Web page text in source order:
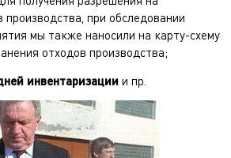
производства, при обследовании
мы также наносили на карту-схему
отходов производства;
инвентаризации и пр.